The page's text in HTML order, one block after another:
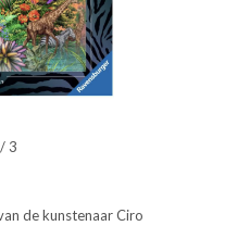
/ 3
de kunstenaar Ciro